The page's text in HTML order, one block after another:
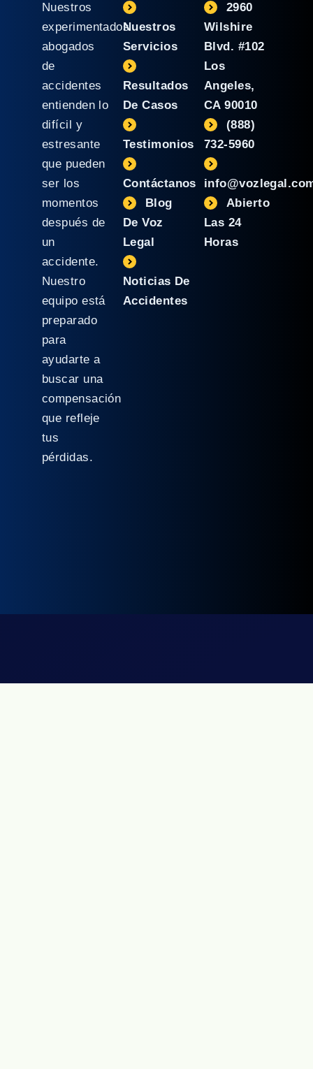
Nuestros
experimentados
abogados
de
accidentes
entienden lo
difícil y
estresante
que pueden
ser los
momentos
después de
un
accidente.
Nuestro
equipo está
preparado
para
ayudarte a
buscar una
compensación
que refleje
tus
pérdidas.
Nuestros
Servicios
Resultados
De Casos
Testimonios
Contáctanos
Blog
De Voz
Legal
Noticias De
Accidentes
2960
Wilshire
Blvd. #102
Los
Angeles,
CA 90010
(888)
732-5960
Abierto
Las 24
Horas